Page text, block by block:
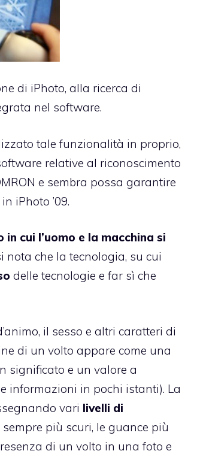
di iPhoto, alla ricerca di
nel software.
tale funzionalità in proprio,
relative al riconoscimento
e sembra possa garantire
iPhoto ’09.
cui l’uomo e la macchina si
nota che la tecnologia, su cui
delle tecnologie e far sì che
il sesso e altri caratteri di
di un volto appare come una
significato e un valore a
informazioni in pochi istanti). La
vari livelli di
più scuri, le guance più
di un volto in una foto e